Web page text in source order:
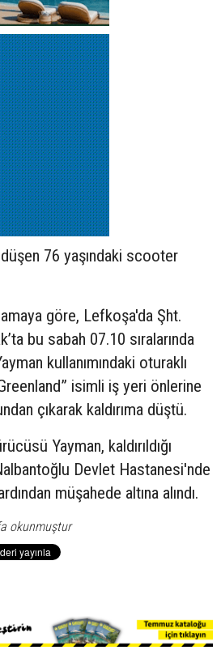
76 yaşındaki scooter
göre, Lefkoşa'da Şht.
bu sabah 07.10 sıralarında
kullanımındaki oturaklı
isimli iş yeri önlerine
çıkarak kaldırıma düştü.
Yayman, kaldırıldığı
Devlet Hastanesi'nde
müşahede altına alındı.
okunmuştur